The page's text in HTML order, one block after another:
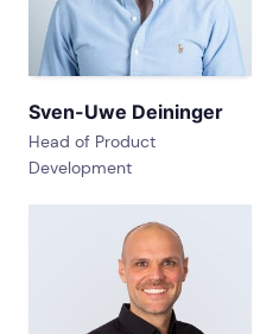
Sven-Uwe Deininger
Head of Product
Development